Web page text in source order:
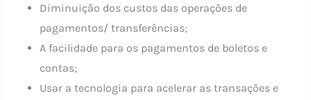
Diminuição dos custos das operações de
pagamentos/ transferências;
A facilidade para os pagamentos de boletos e
contas;
Usar a tecnologia para acelerar as transações e